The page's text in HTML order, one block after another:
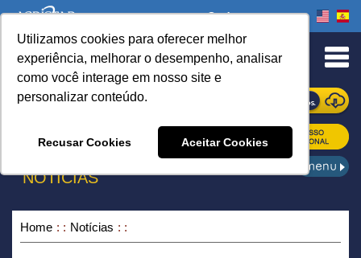
Utilizamos cookies para oferecer melhor
experiência, melhorar o desempenho, analisar
como você interage em nosso site e
personalizar conteúdo.
Recusar Cookies Aceitar Cookies
to Content
Onde comprar
ONDE COMPRAR
NOTÍCIAS
Home Notícias